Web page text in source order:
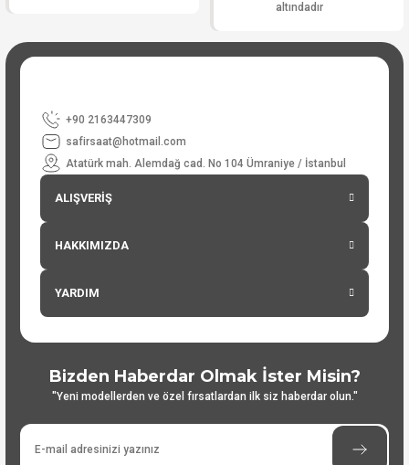
altındadır
+90 2163447309
safirsaat@hotmail.com
Atatürk mah. Alemdağ cad. No 104 Ümraniye / İstanbul
ALIŞVERİŞ
HAKKIMIZDA
YARDIM
Bizden Haberdar Olmak İster Misin?
"Yeni modellerden ve özel fırsatlardan ilk siz haberdar olun."